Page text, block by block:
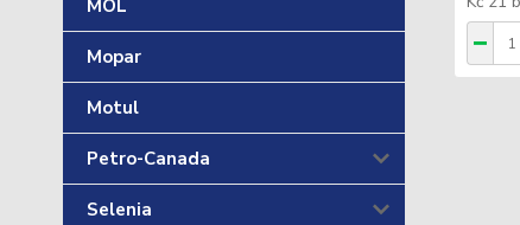
MOL
Mopar
Motul
Petro-Canada
Selenia